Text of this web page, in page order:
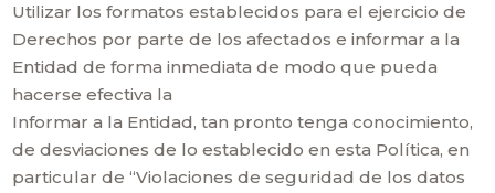
Utilizar los formatos establecidos para el ejercicio de
Derechos por parte de los afectados e informar a la
Entidad de forma inmediata de modo que pueda
hacerse efectiva la
Informar a la Entidad, tan pronto tenga conocimiento,
de desviaciones de lo establecido en esta Política, en
particular de “Violaciones de seguridad de los datos